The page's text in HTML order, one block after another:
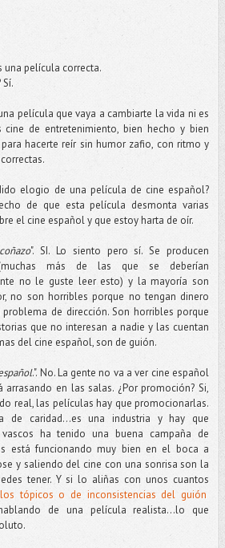
una película correcta.
película que vaya a cambiarte la vida ni es
de entretenimiento, bien hecho y bien
hacerte reír sin humor zafio, con ritmo y
elogio de una película de cine español?
de que esta película desmonta varias
el cine español y que estoy harta de oír.
". SI. Lo siento pero sí. Se producen
más de las que se deberían
no le guste leer esto) y la mayoría son
no son horribles porque no tengan dinero
de dirección. Son horribles porque
que no interesan a nadie y las cuentan
del cine español, son de guión.
.". No. La gente no va a ver cine español
arrasando en las salas. ¿Por promoción? Si,
real, las películas hay que promocionarlas.
caridad...es una industria y hay que
ha tenido una buena campaña de
está funcionando muy bien en el boca a
y saliendo del cine con una sonrisa son la
tener. Y si lo aliñas con unos cuantos
tópicos o de inconsistencias del guión
de una película realista...lo que